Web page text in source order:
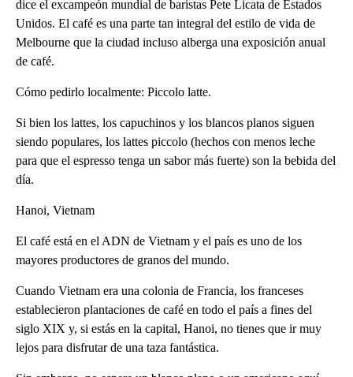
dice el excampeón mundial de baristas Pete Licata de Estados
Unidos. El café es una parte tan integral del estilo de vida de
Melbourne que la ciudad incluso alberga una exposición anual
de café.
Cómo pedirlo localmente: Piccolo latte.
Si bien los lattes, los capuchinos y los blancos planos siguen
siendo populares, los lattes piccolo (hechos con menos leche
para que el espresso tenga un sabor más fuerte) son la bebida del
día.
Hanoi, Vietnam
El café está en el ADN de Vietnam y el país es uno de los
mayores productores de granos del mundo.
Cuando Vietnam era una colonia de Francia, los franceses
establecieron plantaciones de café en todo el país a fines del
siglo XIX y, si estás en la capital, Hanoi, no tienes que ir muy
lejos para disfrutar de una taza fantástica.